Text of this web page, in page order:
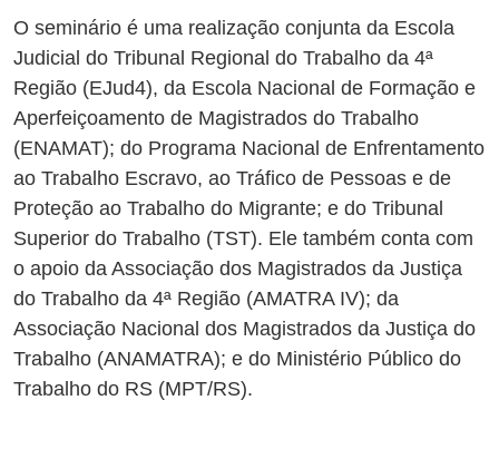
O seminário é uma realização conjunta da Escola
Judicial do Tribunal Regional do Trabalho da 4ª
Região (EJud4), da Escola Nacional de Formação e
Aperfeiçoamento de Magistrados do Trabalho
(ENAMAT); do Programa Nacional de Enfrentamento
ao Trabalho Escravo, ao Tráfico de Pessoas e de
Proteção ao Trabalho do Migrante; e do Tribunal
Superior do Trabalho (TST). Ele também conta com
o apoio da Associação dos Magistrados da Justiça
do Trabalho da 4ª Região (AMATRA IV); da
Associação Nacional dos Magistrados da Justiça do
Trabalho (ANAMATRA); e do Ministério Público do
Trabalho do RS (MPT/RS).